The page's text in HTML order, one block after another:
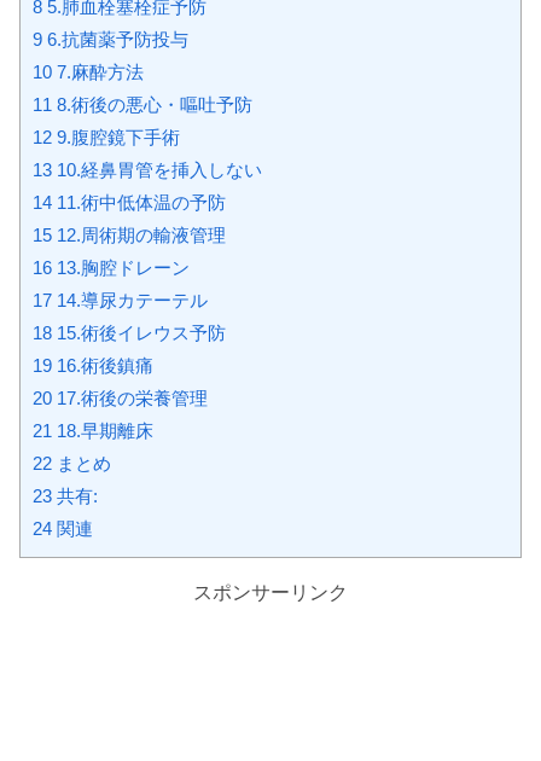
8 5.肺血栓塞栓症予防
9 6.抗菌薬予防投与
10 7.麻酔方法
11 8.術後の悪心・嘔吐予防
12 9.腹腔鏡下手術
13 10.経鼻胃管を挿入しない
14 11.術中低体温の予防
15 12.周術期の輸液管理
16 13.胸腔ドレーン
17 14.導尿カテーテル
18 15.術後イレウス予防
19 16.術後鎮痛
20 17.術後の栄養管理
21 18.早期離床
22 まとめ
23 共有:
24 関連
スポンサーリンク